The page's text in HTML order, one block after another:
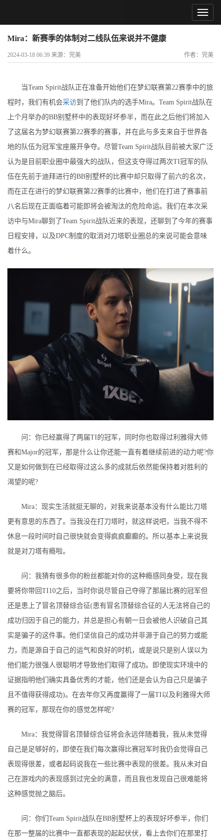
Mira：新赛季的体制对二线队伍来说并不健康
2024-03-18 06:39 来源：完美 作者：完美
当Team Spirit战队正在准备开始他们在梦幻联赛第22赛季中的旅
程时，我们有机会采访到了他们队内的选手Mira。Team Spirit战队在
上个月举办的BB别墅杯中的表现好坏参半，而在此之后他们将加入
了这届名为梦幻联赛第22赛季的赛事，并在此与多支来自于世界各
地的队伍为冠军宝座展开争夺。尽管Team Spirit战队目前被大家广泛
认为是目前职业圈中最强大的战队，但这支夺得过两次TI冠军的队
伍在先前于迪拜进行的BB别墅杯的比赛中却只取得了前六的名次，
而在正在进行的梦幻联赛第22赛季的比赛中，他们在打进了赛事前
八名后现在正面临着可能即将会被淘汰的危险命运。我们在本次采
访中与Mira聊到了Team Spirit战队近来的表现，还聊到了今年的赛事
日程安排，以及DPC制度的取消对刀塔职业圈总的来说可能会意味
着什么。
问：你已经赢得了两届TI的冠军，同时你也取得过利雅得大师
赛和Major的冠军，那是什么让你还能一直有着继续前进的动力呢?你
又是如何做到在已经取得过这么多的成就后依然能保持着对胜利的
渴望的呢?
Mira：现实生活就挺无聊的，对我来说基本没有什么能比刀塔
更有意思的东西了。当我没在打刀塔时，就这样说吧，当我不得不
休息一段时间时自己很快就会变得疯疯癫癫的。所以基本上来说我
就是对刀塔有瘾啦。
问：我猜有很多你的粉丝都能对你的这种瘾感同身受，现在我
要将你带回TI10之后，当时你说尽管自己夺得了那届比赛的冠军但
还是患上了冒名顶替综合征(患有冒名顶替综合征的人无法将自己的
成功归因于自己的能力，并总是担心有朝一日会被他人识破自己其
实是骗子的这件事。他们坚信自己的成功并非源于自己的努力或能
力，而是源自于自己的运气和良好的时机，或是说只是别人误以为
他们能力很强人很聪明才导致他们取得了成功。即使现实环境中的
证据指明他们确实具备优秀的才能，他们还是会认为自己只是骗子
且不值得获得成功)。在去年你又再度赢得了一届TI以及利雅得大师
赛的冠军，那现在你的感觉怎样呢?
Mira：我觉得冒名顶替综合征将会永远伴随着我，我从未觉得
自己是足够好的，即使在我们每次赢得比赛冠军时我仍会觉得自己
表现得很差，或者起码说我在一些比赛中表现的很差。我从未对自
己在游戏内的表现感到过完全的满意，而且我也发现自己很难能将
这种感觉抛之脑后。
问：你们Team Spirit战队在BB别墅杯上的表现好坏参半，你们
在那一整届的比赛中一直都表现的起起伏伏，看上去你们在那里打